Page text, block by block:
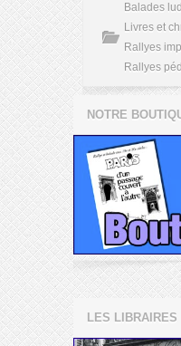
Balades
Livres et
Rallyes
Rallyes
NOTRE
LES LIBRAIRES